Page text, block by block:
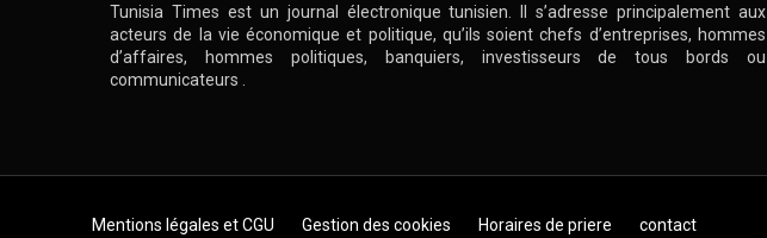
Tunisia Times est un journal électronique tunisien. Il s’adresse principalement aux
acteurs de la vie économique et politique, qu’ils soient chefs d’entreprises, hommes
d’affaires, hommes politiques, banquiers, investisseurs de tous bords ou
communicateurs .
Skip to content
Mentions légales et CGU Gestion des cookies Horaires de priere contact